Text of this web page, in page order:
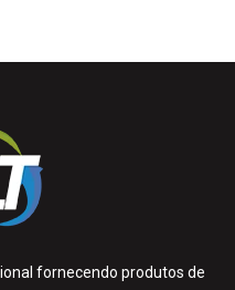
fornecendo produtos de